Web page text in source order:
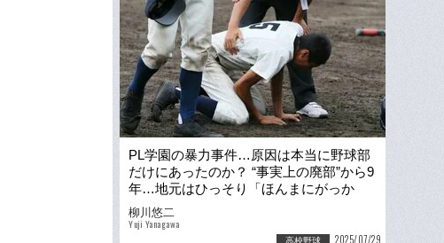
PL学園の暴力事件…原因は本当に野球部
だけにあったのか？ “事実上の廃部”から9
年…地元はひっそり「ほんまにがっか
り」PL花火も消えた夏
柳川悠二
Yuji Yanagawa
高校野球 2025/07/29